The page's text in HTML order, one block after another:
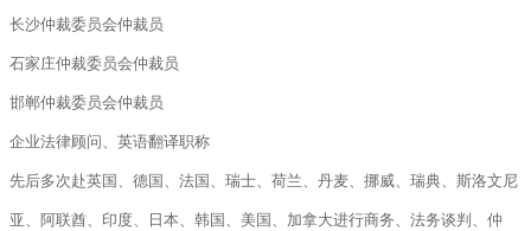
长沙仲裁委员会仲裁员
石家庄仲裁委员会仲裁员
邯郸仲裁委员会仲裁员
企业法律顾问、英语翻译职称
先后多次赴英国、德国、法国、瑞士、荷兰、丹麦、挪威、瑞典、斯洛文尼
亚、阿联酋、印度、日本、韩国、美国、加拿大进行商务、法务谈判、仲